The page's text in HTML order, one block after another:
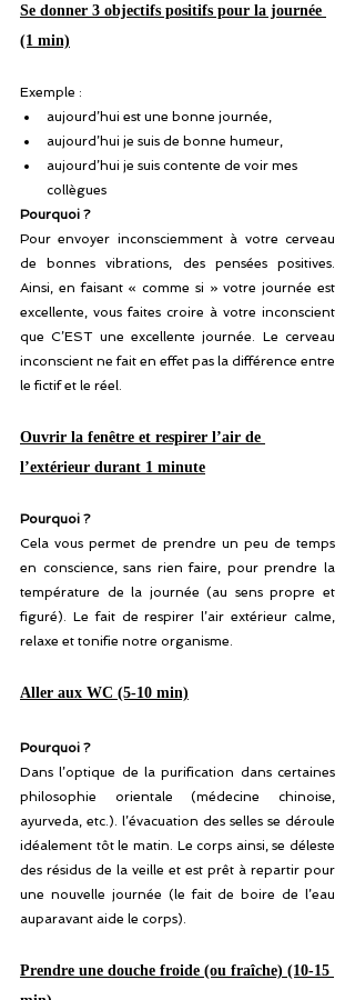
Se donner 3 objectifs positifs pour la journée
(1 min)
Exemple :
aujourd’hui est une bonne journée,
aujourd’hui je suis de bonne humeur,
aujourd’hui je suis contente de voir mes
collègues
Pourquoi ?
Pour envoyer inconsciemment à votre cerveau
de bonnes vibrations, des pensées positives.
Ainsi, en faisant « comme si » votre journée est
excellente, vous faites croire à votre inconscient
que C’EST une excellente journée. Le cerveau
inconscient ne fait en effet pas la différence entre
le fictif et le réel.
Ouvrir la fenêtre et respirer l’air de
l’extérieur durant 1 minute
Pourquoi ?
Cela vous permet de prendre un peu de temps
en conscience, sans rien faire, pour prendre la
température de la journée (au sens propre et
figuré). Le fait de respirer l’air extérieur calme,
relaxe et tonifie notre organisme.
Aller aux WC (5-10 min)
Pourquoi ?
Dans l’optique de la purification dans certaines
philosophie orientale (médecine chinoise,
ayurveda, etc.). l’évacuation des selles se déroule
idéalement tôt le matin. Le corps ainsi, se déleste
des résidus de la veille et est prêt à repartir pour
une nouvelle journée (le fait de boire de l’eau
auparavant aide le corps).
Prendre une douche froide (ou fraîche) (10-15